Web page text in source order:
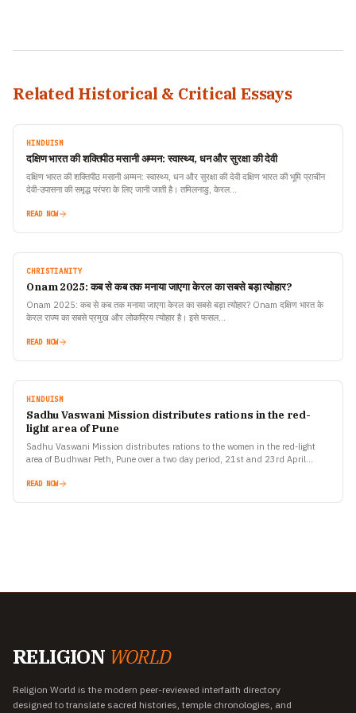
Related Historical & Critical Essays
HINDUISM
दक्षिण भारत की शक्तिपीठ मसानी अम्मन: स्वास्थ्य, धन और सुरक्षा की देवी
दक्षिण भारत की शक्तिपीठ मसानी अम्मन: स्वास्थ्य, धन और सुरक्षा की देवी दक्षिण भारत की भूमि प्राचीन
देवी-उपासना की समृद्ध परंपरा के लिए जानी जाती है। तमिलनाडु, केरल…
READ NOW
CHRISTIANITY
Onam 2025: कब से कब तक मनाया जाएगा केरल का सबसे बड़ा त्योहार?
Onam 2025: कब से कब तक मनाया जाएगा केरल का सबसे बड़ा त्योहार? Onam दक्षिण भारत के
केरल राज्य का सबसे प्रमुख और लोकप्रिय त्योहार है। इसे फसल…
READ NOW
HINDUISM
Sadhu Vaswani Mission distributes rations in the red-
light area of Pune
Sadhu Vaswani Mission distributes rations to the women in the red-light
area of Budhwar Peth, Pune over a two day period, 21st and 23rd April
READ NOW
RELIGION WORLD
Religion World is the modern peer-reviewed interfaith directory
designed to translate sacred histories, temple chronologies, and